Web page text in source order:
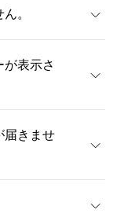
。
が表示さ
届きませ